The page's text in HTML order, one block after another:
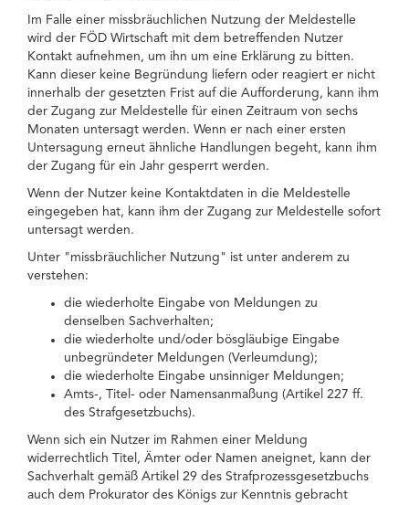
Im Falle einer missbräuchlichen Nutzung der Meldestelle
wird der FÖD Wirtschaft mit dem betreffenden Nutzer
Kontakt aufnehmen, um ihn um eine Erklärung zu bitten.
Kann dieser keine Begründung liefern oder reagiert er nicht
innerhalb der gesetzten Frist auf die Aufforderung, kann ihm
der Zugang zur Meldestelle für einen Zeitraum von sechs
Monaten untersagt werden. Wenn er nach einer ersten
Untersagung erneut ähnliche Handlungen begeht, kann ihm
der Zugang für ein Jahr gesperrt werden.
Wenn der Nutzer keine Kontaktdaten in die Meldestelle
eingegeben hat, kann ihm der Zugang zur Meldestelle sofort
untersagt werden.
Unter "missbräuchlicher Nutzung" ist unter anderem zu
verstehen:
die wiederholte Eingabe von Meldungen zu
denselben Sachverhalten;
die wiederholte und/oder bösgläubige Eingabe
unbegründeter Meldungen (Verleumdung);
die wiederholte Eingabe unsinniger Meldungen;
Amts-, Titel- oder Namensanmaßung (Artikel 227 ff.
des Strafgesetzbuchs).
Wenn sich ein Nutzer im Rahmen einer Meldung
widerrechtlich Titel, Ämter oder Namen aneignet, kann der
Sachverhalt gemäß Artikel 29 des Strafprozessgesetzbuchs
auch dem Prokurator des Königs zur Kenntnis gebracht